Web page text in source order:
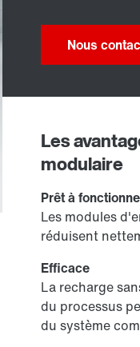
Nous
Les
modulaire
Prêt à
Les modules
réduisent
Efficace
La recharge
du processus
du système